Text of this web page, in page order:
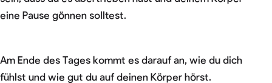
eine Pause gönnen solltest.
Am Ende des Tages kommt es darauf an, wie du dich
fühlst und wie gut du auf deinen Körper hörst.